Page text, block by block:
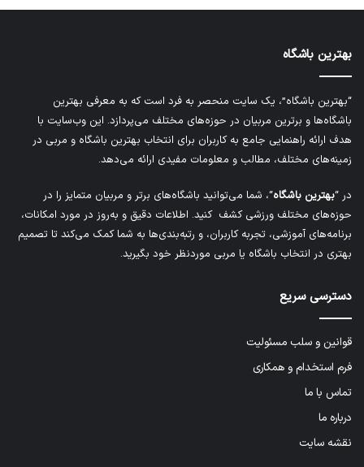
بهترین باشگاه
“بهترین باشگاه”، یک سایت منحصر به فرد است که به معرفی بهترین
باشگاه‌ها و برترین مربیان در حوزه‌های مختلف می‌پردازد. این وب‌سایت با
هدف ارائه راهنمایی جامع به کاربران برای انتخاب بهترین باشگاه و مربی در
زمینه‌های مختلف، مطالب و معلومات مفیدی ارائه می‌دهد.
در “بهترین باشگاه“، شما می‌توانید باشگاه‌های برتر و مربیان متمایز را در
حوزه‌های مختلف ورزشی کشف کنید. اطلاعات دقیق و به‌روز در مورد امکانات،
برنامه‌های آموزشی، تجربه کاربران، و رتبه‌بندی‌ها به شما کمک می‌کند تا تصمیم
بهتری در انتخاب باشگاه یا مربی موردنظر خود بگیرید.
دسترسی سریع
قوانین و سلب مسئولیت
فرم استخدام و همکاری
تماس با ما
درباره ما
نقشه سایت